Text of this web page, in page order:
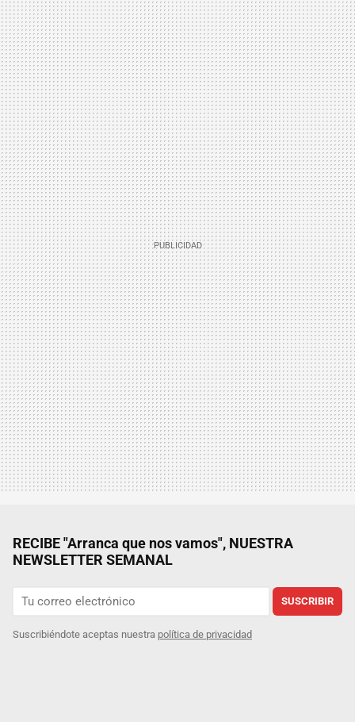
RECIBE "Arranca que nos vamos", NUESTRA
NEWSLETTER SEMANAL
SUSCRIBIR
Suscribiéndote aceptas nuestra política de privacidad